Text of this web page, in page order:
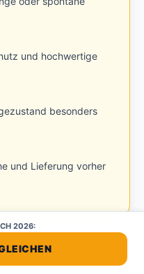
und hochwertige
besonders
und Lieferung vorher
2026: